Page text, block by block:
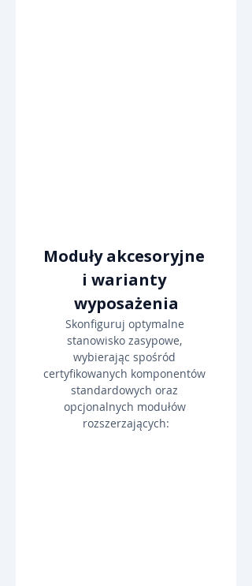
Moduły akcesoryjne
i warianty
wyposażenia
Skonfiguruj optymalne
stanowisko zasypowe,
wybierając spośród
certyfikowanych komponentów
standardowych oraz
opcjonalnych modułów
rozszerzających: